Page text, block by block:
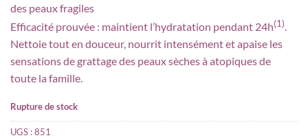
des peaux fragiles
Efficacité prouvée : maintient l’hydratation pendant 24h(1).
Nettoie tout en douceur, nourrit intensément et apaise les
sensations de grattage des peaux sèches à atopiques de
toute la famille.
Rupture de stock
UGS :851